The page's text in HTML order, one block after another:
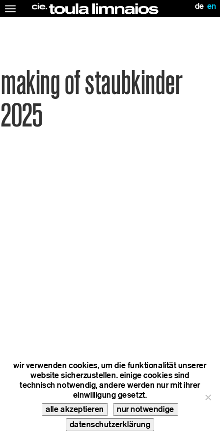
de en
Toggle
navigation
making of staubkinder
2025
wir verwenden cookies, um die funktionalität unserer
website sicherzustellen. einige cookies sind
technisch notwendig, andere werden nur mit ihrer
einwilligung gesetzt.
alle akzeptieren
nur notwendige
datenschutzerklärung